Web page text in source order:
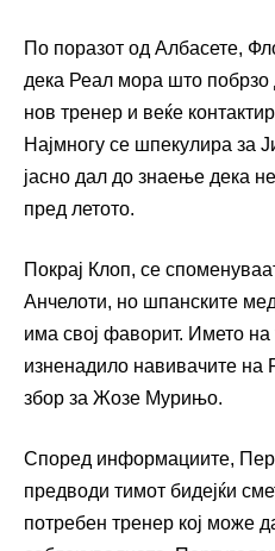
По поразот од Албасете,
дека Реал мора што
нов тренер и веќе
Најмногу се шпекулира за
јасно дал до знаење дека
пред летото.
Покрај Клоп, се
Анчелоти, но шпанските
има свој фаворит. Името на
изненадило навивачите на
збор за Жозе Мурињо.
Според информациите,
предводи тимот бидејќи
потребен тренер кој може